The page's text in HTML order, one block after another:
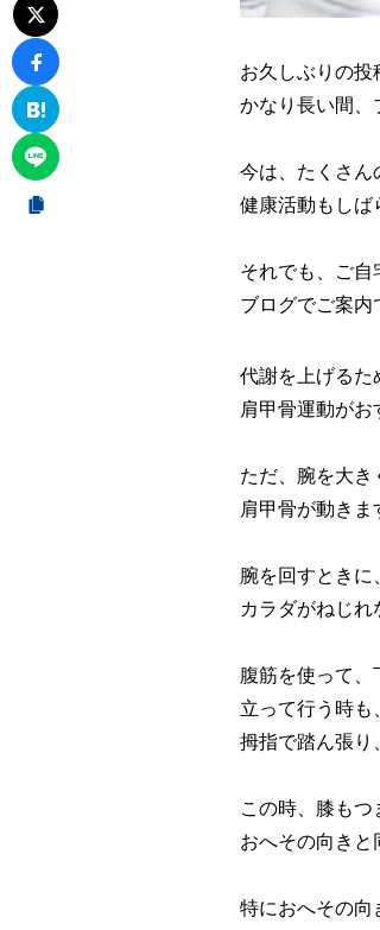
お久しぶりの投
かなり長い間、
今は、たくさん
健康活動もしば
それでも、ご自
ブログでご案内
代謝を上げるた
肩甲骨運動がお
ただ、腕を大き
肩甲骨が動きま
腕を回すときに
カラダがねじ
腹筋を使って、
立って行う時も
拇指で踏ん張り
この時、膝もつ
おへその向きと
特におへその向